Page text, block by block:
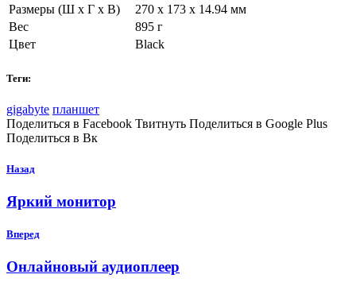
Размеры (Ш х Г х В)
270 x 173 x 14.94 мм
Вес
895 г
Цвет
Black
Теги:
gigabyte планшет
Поделиться в Facebook Твитнуть Поделиться в Google Plus
Поделиться в Вк
Назад
Яркий монитор
Вперед
Онлайновый аудиоплеер